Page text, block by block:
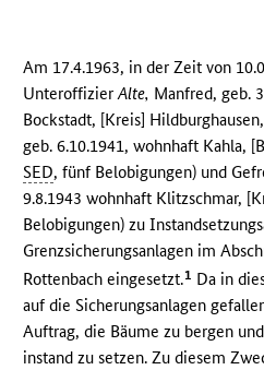
Am 17.4.1963, in der Zeit von
UnteroffizierAlte, Manfred, geb.
Bockstadt, [Kreis]
geb. 6.10.1941, wohnhaft Kahla,
SED, fünf Belobigungen) und
9.8.1943 wohnhaft Klitzschmar,
Belobigungen) zu
Grenzsicherungsanlagen im
Rottenbach eingesetzt.1 Da in
auf die Sicherungsanlagen
Auftrag, die Bäume zu bergen
instand zu setzen. Zu diesem